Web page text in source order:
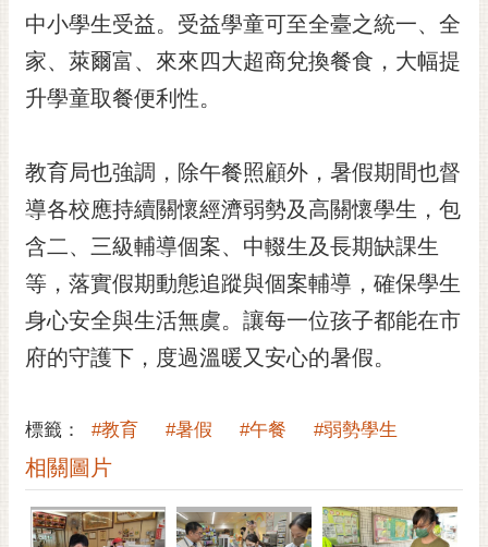
安
全
政
策
站
資
料
開
放
宣
告
市
通
位
置
中小學生受益。受益學童可至全臺之統一、全
家、萊爾富、來來四大超商兌換餐食，大幅提
升學童取餐便利性。
教育局也強調，除午餐照顧外，暑假期間也督
導各校應持續關懷經濟弱勢及高關懷學生，包
含二、三級輔導個案、中輟生及長期缺課生
等，落實假期動態追蹤與個案輔導，確保學生
身心安全與生活無虞。讓每一位孩子都能在市
府的守護下，度過溫暖又安心的暑假。
標籤： #教育 #暑假 #午餐 #弱勢學生
相關圖片